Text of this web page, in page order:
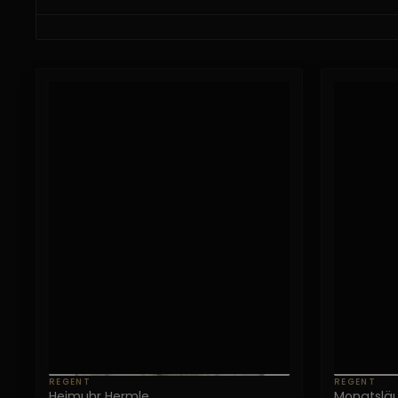
REGENT REGENT